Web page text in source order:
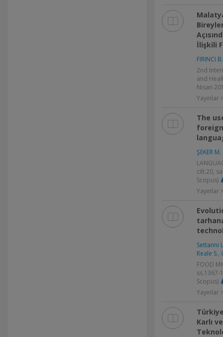
İlişkili
FIRINCI B.
2nd
and
Nisan
Yayınlar
The
ŞEKER M.
cilt.20,
Scopus)
Yayınlar
Settanni
Reale S.,
FOOD
ss.1367-
Scopus)
Yayınlar
Karlı